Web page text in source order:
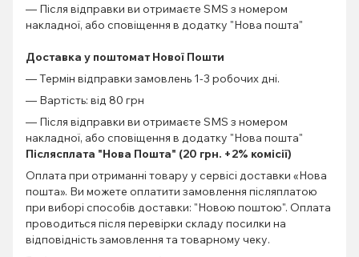
— Після відправки ви отримаєте SMS з номером
накладної, або сповіщення в додатку "Нова пошта"
Доставка у поштомат Нової Пошти
— Термін відправки замовлень 1-3 робочих дні.
— Вартість: від 80 грн
— Після відправки ви отримаєте SMS з номером
накладної, або сповіщення в додатку "Нова пошта"
Післясплата "Нова Пошта" (20 грн. +2% комісії)
Оплата при отриманні товару у сервісі доставки «Нова
пошта». Ви можете оплатити замовлення післяплатою
при виборі способів доставки: "Новою поштою". Оплата
проводиться після перевірки складу посилки на
відповідність замовлення та товарному чеку.